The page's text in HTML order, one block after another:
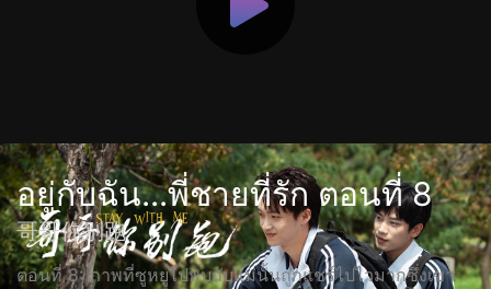
อยู่กับฉัน...พี่ชายที่รัก ตอนที่ 8
哥哥你别跑
ตอนที่ 8: ภาพที่ซูหยูไปพบกับแม่นั้นถูกแชร์ไปไวมากซึ่งเขา